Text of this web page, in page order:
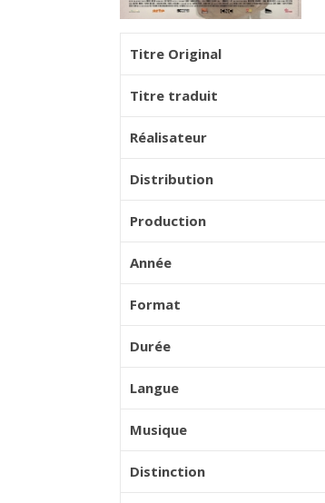
Titre Original
Titre traduit
Réalisateur
Distribution
Production
Année
Format
Durée
Langue
Musique
Distinction